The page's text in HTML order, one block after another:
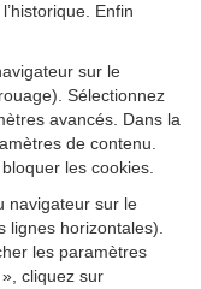
Enfin
sur le
Sélectionnez
avancés. Dans la
de contenu.
les cookies.
navigateur sur le
lignes horizontales).
les paramètres
cliquez sur